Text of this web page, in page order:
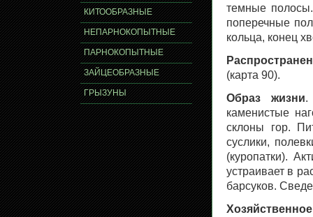
темные
поперечные
кольца, конец
(карта 90).
Образ жизни.
каменистые
склоны гор.
суслики,
(куропатки).
устраивает в
барсуков.
КИТООБРАЗНЫЕ
НЕПАРНОКОПЫТНЫЕ
ПАРНОКОПЫТНЫЕ
ЗАЙЦЕОБРАЗНЫЕ
ГРЫЗУНЫ